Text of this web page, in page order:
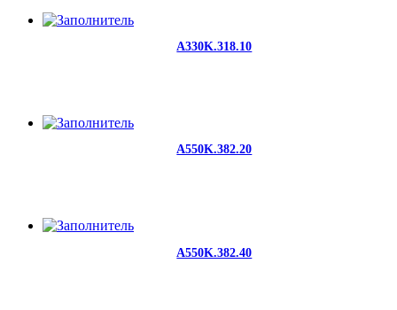
A330K.318.10
A550K.382.20
A550K.382.40